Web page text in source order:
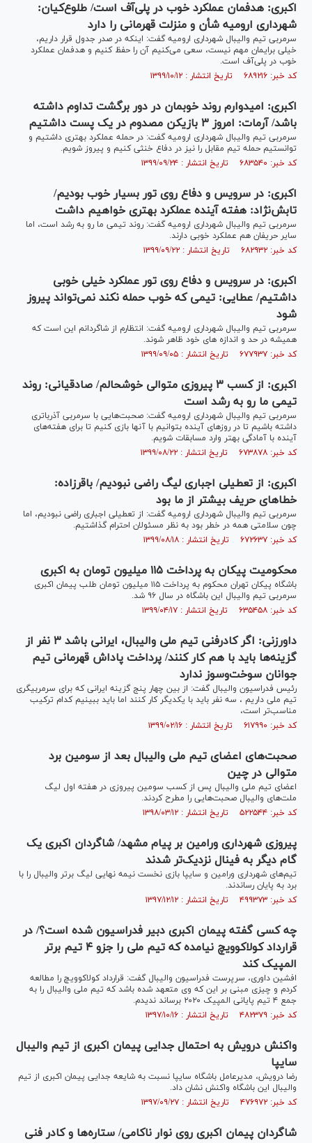
اکبری: هدفمان عملکرد خوب در پلی‌آف است/ طلوع‌کیان:
شهرداری ارومیه شأن و منزلت قهرمانی را دارد
سرمربی تیم والیبال شهرداری ارومیه گفت: اینکه در صدر جدول قرار داریم،
خیلی برایمان مهم نیست، سعی می‌کنیم آن را حفظ کنیم و هدفمان عملکرد
خوب در پلی‌آف است.
کد خبر: ۶۸۹۲۱۶ تاریخ انتشار : ۱۳۹۹/۱۰/۱۲
اکبری: امیدوارم روند خوبمان در دور برگشت تداوم داشته
باشد/ آرمات: امروز ۳ بازیکن مصدوم در یک پست داشتیم
سرمربی تیم والیبال شهرداری ارومیه گفت: در حمله عملکرد بهتری داشتیم و
توانستیم حمله تیم مقابل را نیز در دفاع خنثی کنیم و پیروز شویم.
کد خبر: ۶۸۳۵۴۰ تاریخ انتشار : ۱۳۹۹/۰۹/۲۴
اکبری: در سرویس و دفاع روی تور بسیار خوب بودیم/
تابش‌نژاد: هفته آینده عملکرد بهتری خواهیم داشت
سرمربی تیم والیبال شهرداری ارومیه گفت: روند تیمی ما رو به رشد است، اما
سایر حریفان هم عملکرد خوبی دارند.
کد خبر: ۶۸۲۹۳۲ تاریخ انتشار : ۱۳۹۹/۰۹/۲۲
اکبری: در سرویس و دفاع روی تور عملکرد خیلی خوبی
داشتیم/ عطایی: تیمی که خوب حمله نکند نمی‌تواند پیروز
شود
سرمربی تیم والیبال شهرداری ارومیه گفت: انتظارم از شاگردانم این است که
همیشه در حد و اندازه های خود ظاهر شوند.
کد خبر: ۶۷۷۹۳۷ تاریخ انتشار : ۱۳۹۹/۰۹/۰۵
اکبری: از کسب ۳ پیروزی متوالی خوشحالم/ صادقیانی: روند
تیمی ما رو به رشد است
سرمربی تیم والیبال شهرداری ارومیه گفت: صحبت‌هایی با سرمربی آذرباتری
داشته باشیم تا در روزهای آینده بتوانیم با آنها بازی کنیم تا برای هفته‌های
آینده با آمادگی بهتر وارد مسابقات شویم.
کد خبر: ۶۷۳۸۷۸ تاریخ انتشار : ۱۳۹۹/۰۸/۲۲
اکبری: از تعطیلی اجباری لیگ راضی نبودیم/ باقرزاده:
خطاهای حریف بیشتر از ما بود
سرمربی تیم والیبال شهرداری ارومیه گفت: از تعطیلی اجباری راضی نبودیم، اما
چون سلامتی همه در خطر بود به نظر مسئولان احترام گذاشتیم.
کد خبر: ۶۷۲۶۳۷ تاریخ انتشار : ۱۳۹۹/۰۸/۱۸
محکومیت پیکان به پرداخت ۱۱۵ میلیون تومان به اکبری
باشگاه پیکان تهران محکوم به پرداخت ۱۱۵ میلیون تومان طلب پیمان اکبری
سرمربی تیم والیبال این باشگاه در سال ۹۶ شد.
کد خبر: ۶۳۵۴۵۸ تاریخ انتشار : ۱۳۹۹/۰۴/۱۷
داورزنی: اگر کادرفنی تیم ملی والیبال، ایرانی باشد ۳ نفر از
گزینه‌ها باید با هم کار کنند/ پرداخت پاداش قهرمانی تیم
جوانان سوخت‌وسوز ندارد
رئیس فدراسیون والیبال گفت: از بین چهار پنج گزینه‌ ایرانی که برای سرمربیگری
تیم ملی داریم ، سه نفر باید با یکدیگر کار کنند اما باید ببینیم کدام ترکیب
مناسب‌تر است،
کد خبر: ۶۱۷۹۹۰ تاریخ انتشار : ۱۳۹۹/۰۲/۱۶
صحبت‌های اعضای تیم ملی والیبال بعد از سومین برد
متوالی در چین
اعضای تیم ملی والیبال پس از کسب سومین پیروزی در هفته اول لیگ
ملت‌های والیبال صحبت‌هایی را مطرح کردند.
کد خبر: ۵۲۲۵۴۴ تاریخ انتشار : ۱۳۹۸/۰۳/۱۲
پیروزی شهرداری ورامین بر پیام مشهد/ شاگردان اکبری یک
گام دیگر به فینال نزدیک‌تر شدند
تیم‌های شهرداری ورامین و سایپا بازی نخست نیمه نهایی لیگ برتر والیبال را با
برد به پایان رساندند.
کد خبر: ۴۹۹۳۷۳ تاریخ انتشار : ۱۳۹۷/۱۲/۱۲
چه کسی گفته پیمان اکبری دبیر فدراسیون شده است؟/ در
قرارداد کولاکوویچ نیامده که تیم ملی را جزو ۴ تیم برتر
المپیک کند
افشین داوری، سرپرست فدراسیون والیبال گفت: قرارداد کولاکوویچ را مطالعه
کردم و چیزی مبنی بر این که وی متعهد شده باشد که تیم ملی والیبال را به
جمع ۴ تیم پایانی المپیک ۲۰۲۰ برساند ندیدم.
کد خبر: ۴۸۲۳۷۹ تاریخ انتشار : ۱۳۹۷/۱۰/۱۶
واکنش درویش به احتمال جدایی پیمان اکبری از تیم والیبال
سایپا
رضا درویش، مدیرعامل باشگاه سایپا نسبت به شایعه جدایی پیمان اکبری از تیم
والیبال این باشگاه واکنش نشان داد.
کد خبر: ۴۷۶۹۷۲ تاریخ انتشار : ۱۳۹۷/۰۹/۲۷
شاگردان پیمان اکبری روی نوار ناکامی/ ستاره‌ها و کادر فنی